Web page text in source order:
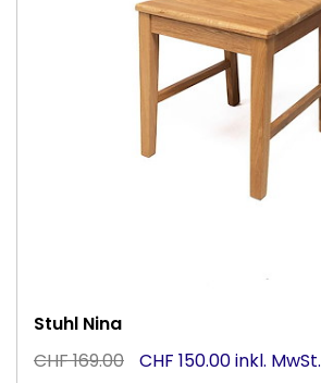
Stuhl Nina
CHF 169.00
CHF 150.00 inkl. MwSt.